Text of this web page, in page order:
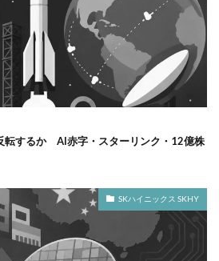
転するか AI赤字・スターリンク・12億株
SKハイニックス SKHY